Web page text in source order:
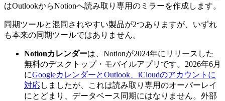
はOutlookからNotionへ読み取り専用のミラーを作成します。
同期ツールと混同されやすい製品が2つありますが、いずれ
も本来の同期ツールではありません。
Notionカレンダーは、Notionが2024年にリリースした
無料のデスクトップ・モバイルアプリです。2026年6月
にGoogleカレンダーとOutlook、iCloudのアカウントに
対応しましたが、これは読み取り専用のオーバーレイ
にとどまり、データベース同期にはなりません。外部